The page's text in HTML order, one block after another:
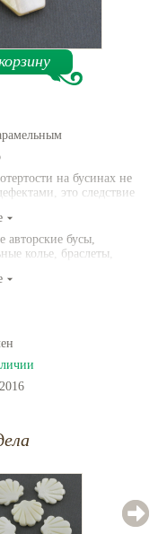
на бусинах не
это следствие
камня. Цвет и размер
отличаться от
на фото.
авторские бусы,
колье, браслеты,
различные цвета и